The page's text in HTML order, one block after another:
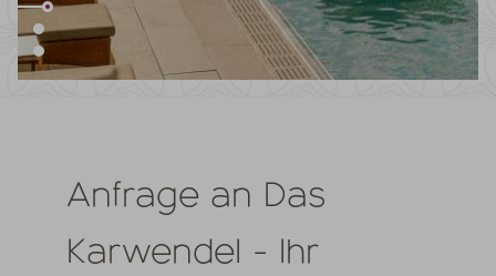
Anfrage an Das
Karwendel - Ihr